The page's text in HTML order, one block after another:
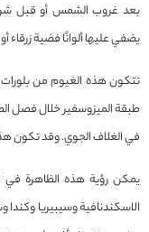
بعد غروب الشمس أو قبل
يضفي عليها ألوانًا فضية
تتكون هذه الغيوم من بلورات
طبقة الميزوسفير خلال فصل
في الغلاف الجوي. وقد تكون هذه
يمكن رؤية هذه الظاهرة في
الاسكندنافية وسيبيريا